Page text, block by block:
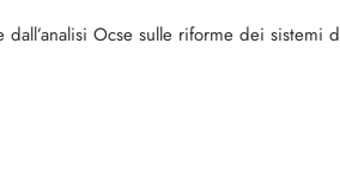
Ocse sul­le riforme dei sistemi